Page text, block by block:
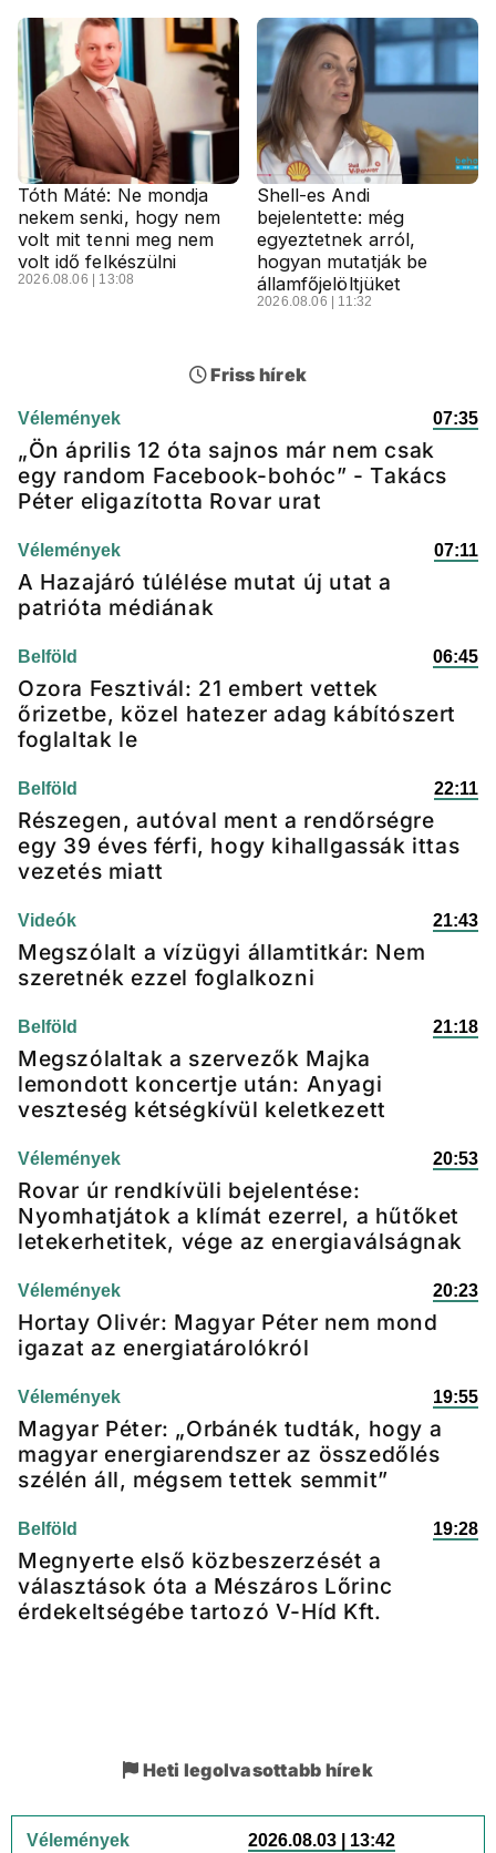
Tóth Máté: Ne mondja
nekem senki, hogy nem
volt mit tenni meg nem
volt idő felkészülni
2026.08.06 | 13:08
Shell-es Andi
bejelentette: még
egyeztetnek arról,
hogyan mutatják be
államfőjelöltjüket
2026.08.06 | 11:32
Friss hírek
Vélemények 07:35
„Ön április 12 óta sajnos már nem csak
egy random Facebook-bohóc” - Takács
Péter eligazította Rovar urat
Vélemények 07:11
A Hazajáró túlélése mutat új utat a
patrióta médiának
Belföld 06:45
Ozora Fesztivál: 21 embert vettek
őrizetbe, közel hatezer adag kábítószert
foglaltak le
Belföld 22:11
Részegen, autóval ment a rendőrségre
egy 39 éves férfi, hogy kihallgassák ittas
vezetés miatt
Videók 21:43
Megszólalt a vízügyi államtitkár: Nem
szeretnék ezzel foglalkozni
Belföld 21:18
Megszólaltak a szervezők Majka
lemondott koncertje után: Anyagi
veszteség kétségkívül keletkezett
Vélemények 20:53
Rovar úr rendkívüli bejelentése:
Nyomhatjátok a klímát ezerrel, a hűtőket
letekerhetitek, vége az energiaválságnak
Vélemények 20:23
Hortay Olivér: Magyar Péter nem mond
igazat az energiatárolókról
Vélemények 19:55
Magyar Péter: „Orbánék tudták, hogy a
magyar energiarendszer az összedőlés
szélén áll, mégsem tettek semmit”
Belföld 19:28
Megnyerte első közbeszerzését a
választások óta a Mészáros Lőrinc
érdekeltségébe tartozó V-Híd Kft.
Heti legolvasottabb hírek
Vélemények 2026.08.03 | 13:42